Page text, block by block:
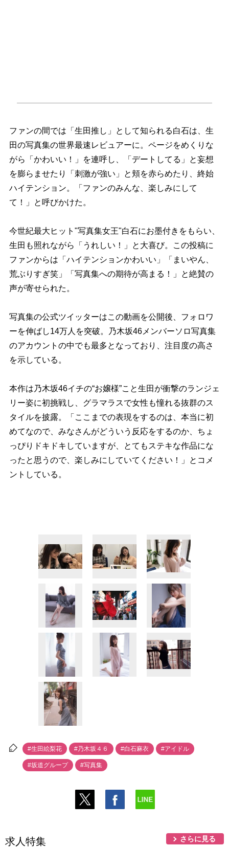
ファンの間では「生田推し」として知られる白石は、生
田の写真集の世界最速レビュアーに。ページをめくりな
がら「かわいい！」を連呼し、「デートしてる」と妄想
を膨らませたり「刺激が強い」と頬を赤らめたり、終始
ハイテンション。「ファンのみんな、楽しみにして
て！」と呼びかけた。
今世紀最大ヒット"写真集女王"白石にお墨付きをもらい、
生田も照れながら「うれしい！」と大喜び。この投稿に
ファンからは「ハイテンションかわいい」「まいやん、
荒ぶりすぎ笑」「写真集への期待が高まる！」と絶賛の
声が寄せられた。
写真集の公式ツイッターはこの動画を公開後、フォロワ
ーを伸ばし14万人を突破。乃木坂46メンバーソロ写真集
のアカウントの中でも最多となっており、注目度の高さ
を示している。
本作は乃木坂46イチの“お嬢様”こと生田が衝撃のランジェ
リー姿に初挑戦し、グラマラスで女性も憧れる抜群のス
タイルを披露。「ここまでの表現をするのは、本当に初
めてなので、みなさんがどういう反応をするのか、ちょ
っぴりドキドキしていますが、とてもステキな作品にな
ったと思うので、楽しみにしていてください！」とコメ
ントしている。
#生田絵梨花 #乃木坂４６ #白石麻衣 #アイドル
#坂道グループ #写真集
求人特集 さらに見る